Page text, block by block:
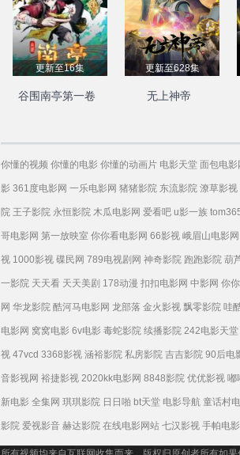
更新至16集
谷围南亭第一卷
更新至628集
无上神帝
你懂的视频 你懂的电影 你懂的动画片 电影天堂 面包电影
影 361度电影网 一乐电影网 猪猪影院 东流影院 潦草影视
院 王子影院 永恒影院 木瓜电影网 爱看吧 u影一族
哥电影网 第一放映室 你你看电影网 66影视 峨眉山电影网
视 1000影视 碟民网 789电视剧网 神奇影院 跑跑影院 葫
一影院 天天看 天天美剧 178动漫 扣扣电影网 中影网 你
网 华龙影院 酷河马电影网 龙部落 金火影视 飘零影院 哇
电影网 窝窝电影 6v电影 毒蛇影院 续播影院 242电影天堂
视 47vcd 3368影视 涵裕影院 私房影院 吉吉影院 90后电
音影视网 裕捷影视 2020kk电影网 8848影院 优优影视 嘟
新电影 全集网 琪琪影院 日日啪 bt天堂 电影导航 童话村
影院 爱视影音 赫达影院 在线电影网站 七汉影视 手帕电